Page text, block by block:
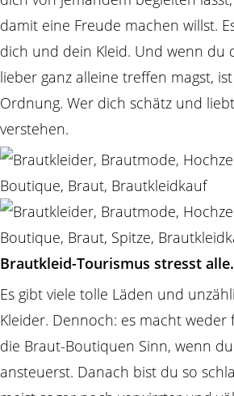
damit eine Freude machen willst.
dich und dein Kleid. Und wenn du
lieber ganz alleine treffen magst,
Ordnung. Wer dich schätz und
verstehen.
Brautkleid-Tourismus stresst alle.
Es gibt viele tolle Läden und
Kleider. Dennoch: es macht
die Braut-Boutiquen Sinn, wenn
ansteuerst. Danach bist du so